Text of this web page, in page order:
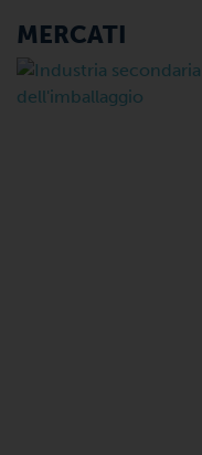
MERCATI